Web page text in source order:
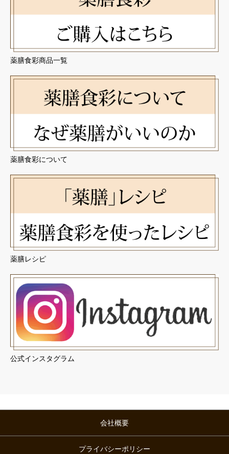
薬膳食彩商品一覧
薬膳食彩について
薬膳レシピ
公式インスタグラム
会社概要
プライバシーポリシー